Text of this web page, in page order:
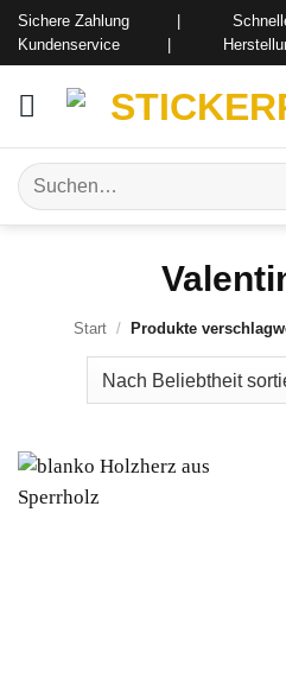
Zum
Inhalt
Sichere Zahlung |
Kundenservice | Herstellung
Suchen
nach:
Start / Produkte